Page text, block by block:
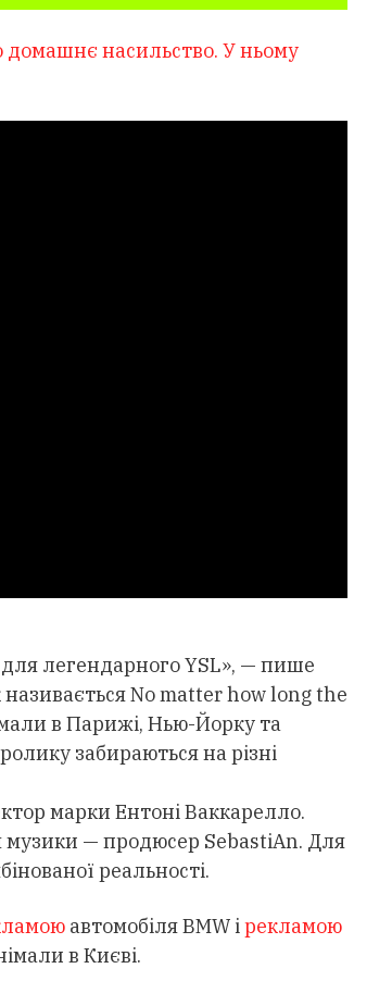
домашнє насильство. У ньому
легендарного YSL», — пише
No matter how long the
в Парижі, Нью-Йорку та
забираються на різні
марки Ентоні Ваккарелло.
музики — продюсер SebastiAn. Для
реальності.
автомобіля BMW ірекламою
в Києві.